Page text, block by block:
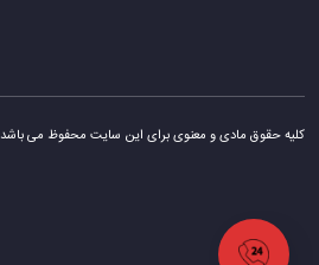
کلیه حقوق مادی و معنوی برای این سایت محفوظ می باشد